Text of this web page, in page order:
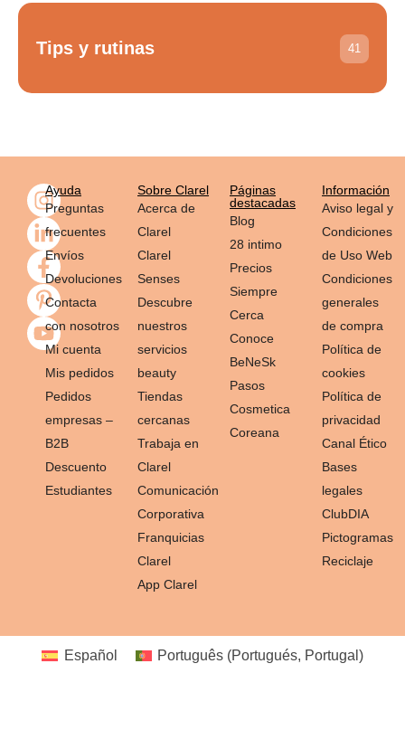
Tips y rutinas 41
Ayuda
Preguntas
frecuentes
Envíos
Devoluciones
Contacta
con nosotros
Mi cuenta
Mis pedidos
Pedidos
empresas –
B2B
Descuento
Estudiantes
Sobre Clarel
Acerca de
Clarel
Clarel
Senses
Descubre
nuestros
servicios
beauty
Tiendas
cercanas
Trabaja en
Clarel
Comunicación
Corporativa
Franquicias
Clarel
App Clarel
Páginas
destacadas
Blog
28 intimo
Precios
Siempre
Cerca
Conoce
BeNeSk
Pasos
Cosmetica
Coreana
Información
Aviso legal y
Condiciones
de Uso Web
Condiciones
generales
de compra
Política de
cookies
Política de
privacidad
Canal Ético
Bases
legales
ClubDIA
Pictogramas
Reciclaje
Español Português(Portugués, Portugal )